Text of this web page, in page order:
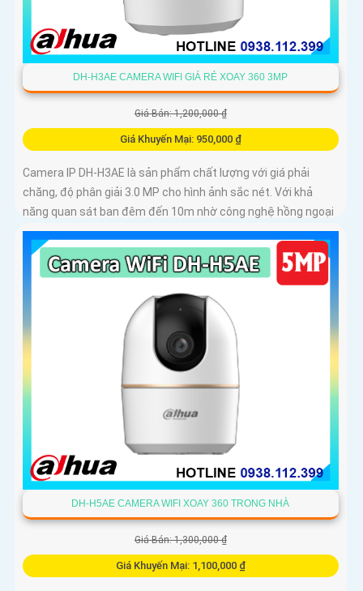
DH-H3AE CAMERA WIFI GIÁ RẺ XOAY 360 3MP
Giá Bán: 1,200,000 ₫
Giá Khuyến Mại: 950,000 ₫
Camera IP DH-H3AE là sản phẩm chất lượng với giá phải
chăng, độ phân giải 3.0 MP cho hình ảnh sắc nét. Với khả
năng quan sát ban đêm đến 10m nhờ công nghệ hồng ngoại
DH-H5AE CAMERA WIFI XOAY 360 TRONG NHÀ
Giá Bán: 1,300,000 ₫
Giá Khuyến Mại: 1,100,000 ₫